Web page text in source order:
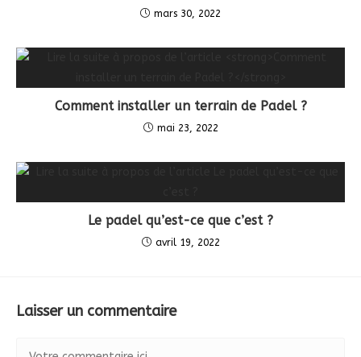
mars 30, 2022
Comment installer un terrain de Padel ?
mai 23, 2022
Le padel qu’est-ce que c’est ?
avril 19, 2022
Laisser un commentaire